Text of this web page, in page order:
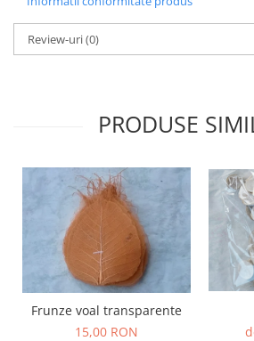
Review-uri(0)
PRODUSE
Frunze voal transparente
15,00 RON